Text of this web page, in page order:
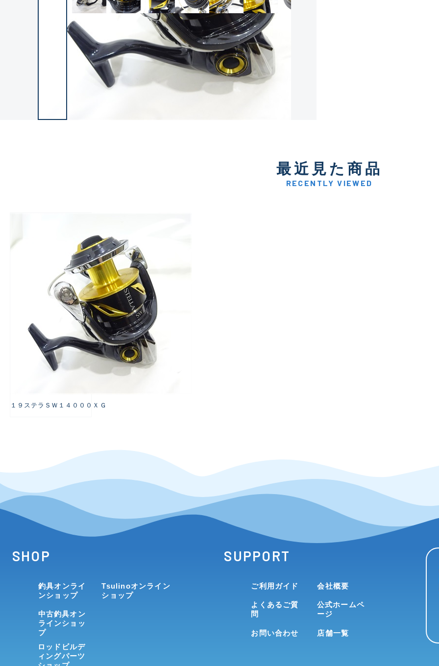
C-
い品
最近見た商品
RECENTLY VIEWED
１９ステラＳＷ１４０００ＸＧ
SHOP
釣具オンライ
ンショップ
中古釣具オン
ラインショッ
プ
ロッドビルデ
ィングパーツ
Tsulinoオンライン
ショップ
SUPPORT
ご利用ガイド
よくあるご質
問
お問い合わせ
会社概要
公式ホームペ
ージ
店舗一覧